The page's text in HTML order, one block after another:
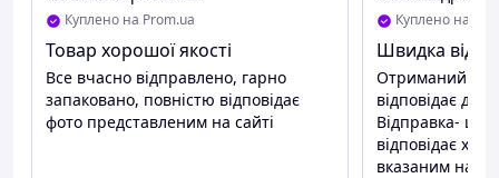
Куплено на Prom.ua
Товар хорошої якості
Все вчасно відправлено, гарно
запаковано, повністю відповідає
фото представленим на сайті
Куплено на
Швидка
Отриманий
відповідає
Відправка-
відповідає
вказаним на